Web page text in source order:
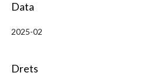
Data
2025-02
Drets